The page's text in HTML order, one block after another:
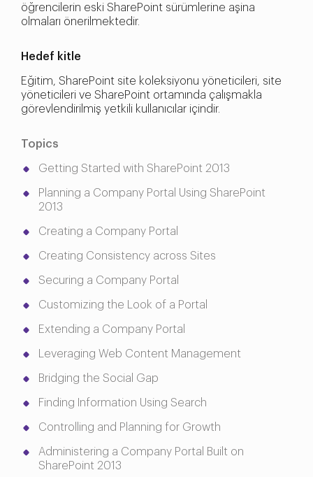
öğrencilerin eski SharePoint sürümlerine aşina
olmaları önerilmektedir.
Hedef kitle
Eğitim, SharePoint site koleksiyonu yöneticileri, site
yöneticileri ve SharePoint ortamında çalışmakla
görevlendirilmiş yetkili kullanıcılar içindir.
Topics
Getting Started with SharePoint 2013
Planning a Company Portal Using SharePoint
2013
Creating a Company Portal
Creating Consistency across Sites
Securing a Company Portal
Customizing the Look of a Portal
Extending a Company Portal
Leveraging Web Content Management
Bridging the Social Gap
Finding Information Using Search
Controlling and Planning for Growth
Administering a Company Portal Built on
SharePoint 2013